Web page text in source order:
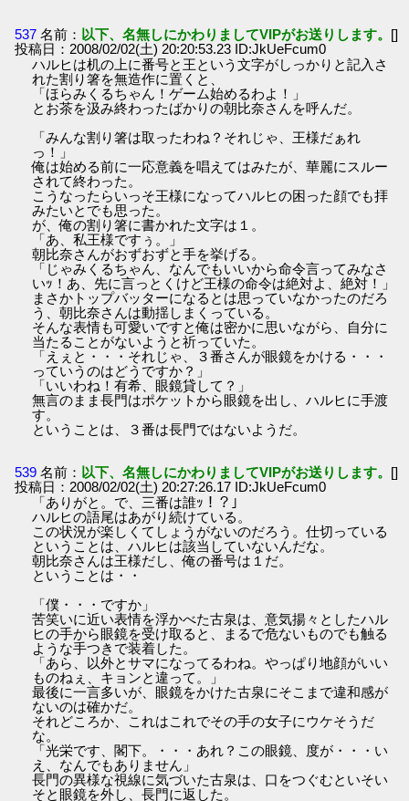
537 名前： 以下、名無しにかわりましてVIPがお送りします。 []
投稿日：2008/02/02(土) 20:20:53.23 ID:JkUeFcum0
ハルヒは机の上に番号と王という文字がしっかりと記入さ
れた割り箸を無造作に置くと、
「ほらみくるちゃん！ゲーム始めるわよ！」
とお茶を汲み終わったばかりの朝比奈さんを呼んだ。
「みんな割り箸は取ったわね？それじゃ、王様だぁれ
っ！」
俺は始める前に一応意義を唱えてはみたが、華麗にスルー
されて終わった。
こうなったらいっそ王様になってハルヒの困った顔でも拝
みたいとでも思った。
が、俺の割り箸に書かれた文字は１。
「あ、私王様ですぅ。」
朝比奈さんがおずおずと手を挙げる。
「じゃみくるちゃん、なんでもいいから命令言ってみなさ
いｯ！あ、先に言っとくけど王様の命令は絶対よ、絶対！」
まさかトップバッターになるとは思っていなかったのだろ
う、朝比奈さんは動揺しまくっている。
そんな表情も可愛いですと俺は密かに思いながら、自分に
当たることがないようと祈っていた。
「えぇと・・・それじゃ、３番さんが眼鏡をかける・・・
っていうのはどうですか？」
「いいわね！有希、眼鏡貸して？」
無言のまま長門はポケットから眼鏡を出し、ハルヒに手渡
す。
ということは、３番は長門ではないようだ。
539 名前： 以下、名無しにかわりましてVIPがお送りします。 []
投稿日：2008/02/02(土) 20:27:26.17 ID:JkUeFcum0
「ありがと。で、三番は誰ｯ！？」
ハルヒの語尾はあがり続けている。
この状況が楽しくてしょうがないのだろう。仕切っている
ということは、ハルヒは該当していないんだな。
朝比奈さんは王様だし、俺の番号は１だ。
ということは・・
「僕・・・ですか」
苦笑いに近い表情を浮かべた古泉は、意気揚々としたハル
ヒの手から眼鏡を受け取ると、まるで危ないものでも触る
ような手つきで装着した。
「あら、以外とサマになってるわね。やっぱり地顔がいい
ものねぇ、キョンと違って。」
最後に一言多いが、眼鏡をかけた古泉にそこまで違和感が
ないのは確かだ。
それどころか、これはこれでその手の女子にウケそうだ
な。
「光栄です、閣下。・・・あれ？この眼鏡、度が・・・い
え、なんでもありません」
長門の異様な視線に気づいた古泉は、口をつぐむといそい
そと眼鏡を外し、長門に返した。